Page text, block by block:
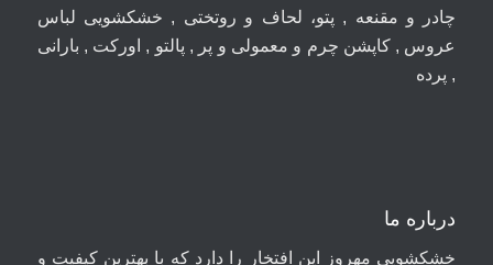
چادر و مقنعه , پتو، لحاف و روتختی , خشکشویی لباس
عروس , کاپشن چرم و معمولی و پر , پالتو , اورکت , بارانی
, پرده
درباره ما
خشکشویی مهروز این افتخار را دارد که با بهترین کیفیت و